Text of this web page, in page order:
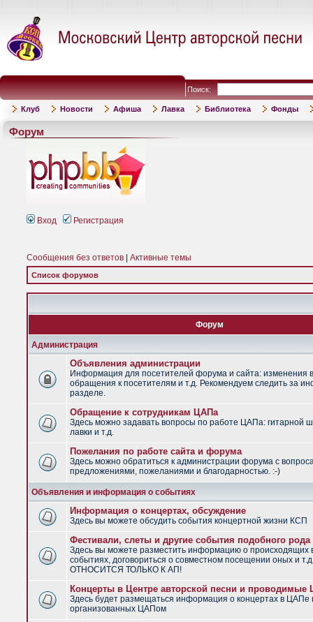
Поиск:
Клуб Новости Афиша Лавка Библиотека Фонды
Форум
Вход Регистрация
Сообщения без ответов Активные темы
Список форумов
Форум
Администрация
Объявления администрации
Информация для посетителей форума и сайта: изменения
обращения к посетителям и т.д. Рекомендуем следить за
разделе.
Обращение к сотрудникам ЦАПа
Здесь можно задавать вопросы по работе ЦАПа: гитарной
лавки и т.д.
Пожелания по работе сайта и форума
Здесь можно обратиться к администрации форума с
предложениями, пожеланиями и благодарностью. :-)
Объявления и информация о событиях
Информация о концертах, обсуждение
Здесь вы можете обсудить события концертной жизни КСП
Фестивали, слеты и другие события подобного рода
Здесь вы можете разместить информацию о
событиях, договориться о совместном посещении оных и
ОТНОСИТСЯ ТОЛЬКО К АП!
Концерты в Центре авторской песни и
Здесь будет размещаться информация о концертах в ЦАПе
организованных ЦАПом